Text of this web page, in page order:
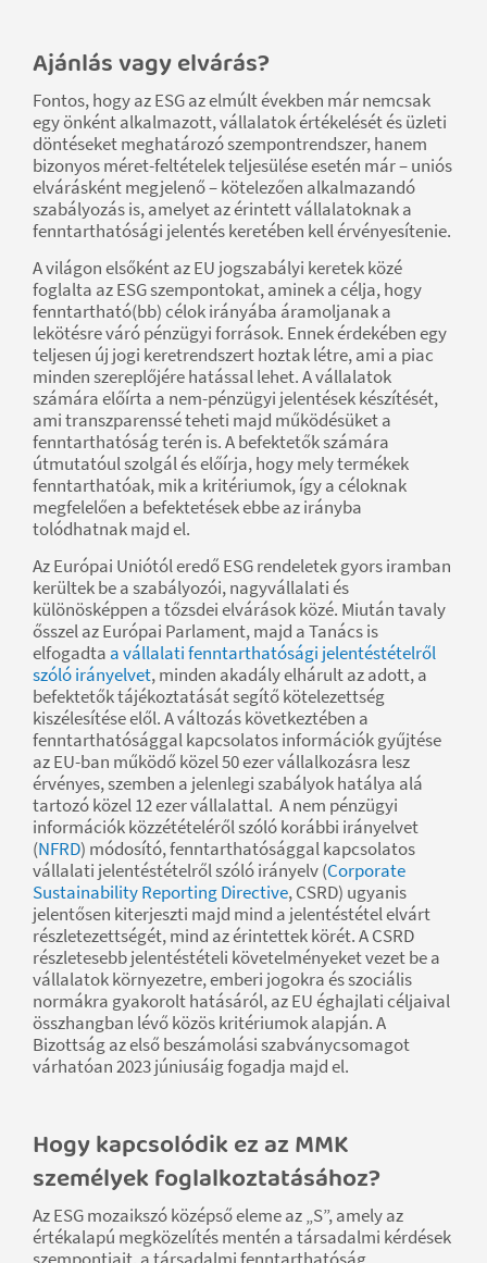
Ajánlás vagy elvárás?
Fontos, hogy az ESG az elmúlt években már nemcsak
egy önként alkalmazott, vállalatok értékelését és üzleti
döntéseket meghatározó szempontrendszer, hanem
bizonyos méret-feltételek teljesülése esetén már – uniós
elvárásként megjelenő – kötelezően alkalmazandó
szabályozás is, amelyet az érintett vállalatoknak a
fenntarthatósági jelentés keretében kell érvényesítenie.
A világon elsőként az EU jogszabályi keretek közé
foglalta az ESG szempontokat, aminek a célja, hogy
fenntartható(bb) célok irányába áramoljanak a
lekötésre váró pénzügyi források. Ennek érdekében egy
teljesen új jogi keretrendszert hoztak létre, ami a piac
minden szereplőjére hatással lehet. A vállalatok
számára előírta a nem-pénzügyi jelentések készítését,
ami transzparenssé teheti majd működésüket a
fenntarthatóság terén is. A befektetők számára
útmutatóul szolgál és előírja, hogy mely termékek
fenntarthatóak, mik a kritériumok, így a céloknak
megfelelően a befektetések ebbe az irányba
tolódhatnak majd el.
Az Európai Uniótól eredő ESG rendeletek gyors iramban
kerültek be a szabályozói, nagyvállalati és
különösképpen a tőzsdei elvárások közé. Miután tavaly
ősszel az Európai Parlament, majd a Tanács is
elfogadta a vállalati fenntarthatósági jelentéstételről
szóló irányelvet, minden akadály elhárult az adott, a
befektetők tájékoztatását segítő kötelezettség
kiszélesítése elől. A változás következtében a
fenntarthatósággal kapcsolatos információk gyűjtése
az EU-ban működő közel 50 ezer vállalkozásra lesz
érvényes, szemben a jelenlegi szabályok hatálya alá
tartozó közel 12 ezer vállalattal. A nem pénzügyi
információk közzétételéről szóló korábbi irányelvet
(NFRD) módosító, fenntarthatósággal kapcsolatos
vállalati jelentéstételről szóló irányelv (Corporate
Sustainability Reporting Directive, CSRD) ugyanis
jelentősen kiterjeszti majd mind a jelentéstétel elvárt
részletezettségét, mind az érintettek körét. A CSRD
részletesebb jelentéstételi követelményeket vezet be a
vállalatok környezetre, emberi jogokra és szociális
normákra gyakorolt hatásáról, az EU éghajlati céljaival
összhangban lévő közös kritériumok alapján. A
Bizottság az első beszámolási szabványcsomagot
várhatóan 2023 júniusáig fogadja majd el.
Hogy kapcsolódik ez az MMK
személyek foglalkoztatásához?
Az ESG mozaikszó középső eleme az „S”, amely az
értékalapú megközelítés mentén a társadalmi kérdések